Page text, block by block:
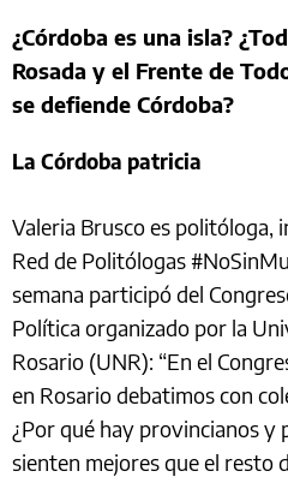
¿Córdoba es una isla?
Rosada y el Frente de
se defiende Córdoba?
La Córdoba patricia
Valeria Brusco es politóloga,
Red de Politólogas
semana participó del
Política organizado por la
Rosario (UNR): “En el
en Rosario debatimos con
¿Por qué hay provincianos y
sienten mejores que el resto